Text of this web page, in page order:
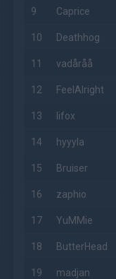
9 Caprice
10 Deathhog
11 vadåråå
12 FeelAlright
13 lifox
14 hyyyla
15 Bruiser
16 zaphio
17 YuMMie
18 ButterHead
19 madjan